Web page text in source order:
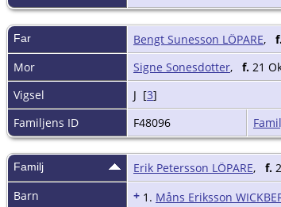
Far Bengt Sunesson LÖPARE,
Mor
Signe Sonesdotter, f. 21
Vigsel
J [3]
Familjens ID
F48096
Familj Erik Petersson LÖPARE, f.
Barn
+ 1. Måns Eriksson